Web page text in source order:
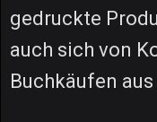
gedruckte
auch sich von
Buchkäufen